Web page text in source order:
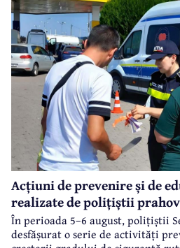
Acțiuni de prevenire și de
realizate de polițiștii
În perioada 5–6 august, polițiștii
desfășurat o serie de activități